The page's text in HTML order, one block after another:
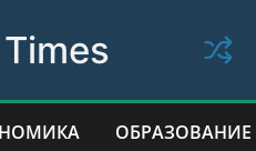
ОБРАЗОВАНИЕ